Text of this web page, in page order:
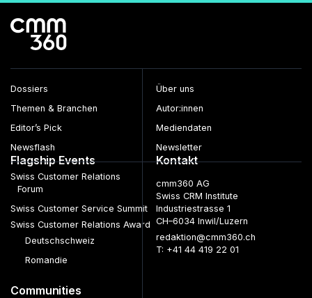
Dossiers
Themen & Branchen
Editor’s Pick
Newsflash
Über uns
Autor:innen
Mediendaten
Newsletter
Flagship Events
Swiss Customer Relations
Forum
Swiss Customer Service Summit
Swiss Customer Relations Award
Deutschschweiz
Romandie
Communities
Kontakt
cmm360 AG
Swiss CRM Institute
Industriestrasse 1
CH–6034 Inwil/Luzern
redaktion@cmm360.ch
T: +41 44 419 22 01